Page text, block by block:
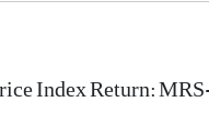
Index Return: